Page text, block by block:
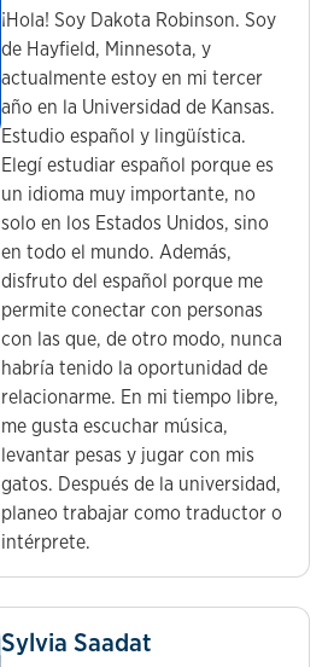
¡Hola! Soy Dakota Robinson. Soy
de Hayfield, Minnesota, y
actualmente estoy en mi tercer
año en la Universidad de Kansas.
Estudio español y lingüística.
Elegí estudiar español porque es
un idioma muy importante, no
solo en los Estados Unidos, sino
en todo el mundo. Además,
disfruto del español porque me
permite conectar con personas
con las que, de otro modo, nunca
habría tenido la oportunidad de
relacionarme. En mi tiempo libre,
me gusta escuchar música,
levantar pesas y jugar con mis
gatos. Después de la universidad,
planeo trabajar como traductor o
intérprete.
Sylvia Saadat